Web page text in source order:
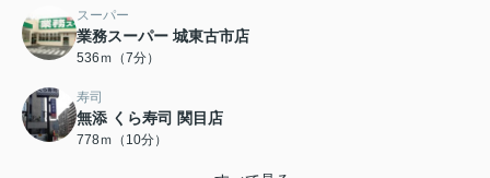
スーパー
業務スーパー 城東古市店
536ｍ（7分）
寿司
無添 くら寿司 関目店
778ｍ（10分）